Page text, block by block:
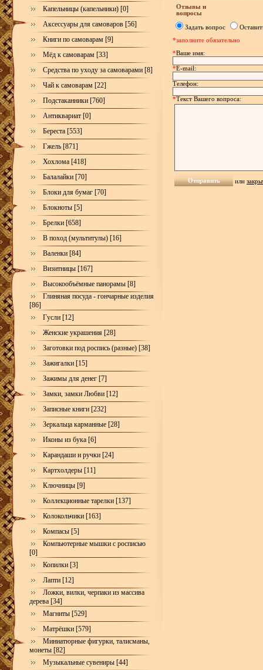
Капельницы (капельники) [0]
Аксессуары для самоваров [56]
Книги по самоварам [9]
Мёд к самоварам [33]
Средства по уходу за самоварами [8]
Чай к самоварам [22]
Подстаканники [760]
Антиквариат [0]
Береста [553]
Гжель [871]
Хохлома [418]
Балалайки [70]
Блоки для бумаг [70]
Блокноты [5]
Брелки [658]
В поход (мультитулы) [16]
Валенки [84]
Визитницы [167]
Высокообъёмные панорамы [8]
Глиняная посуда - гончарные изделия
[86]
Гусли [12]
Женские украшения [28]
Заготовки под роспись (разные) [38]
Зажигалки [15]
Зажимы для денег [7]
Замки, замки Любви [12]
Записные книги [232]
Зеркальца карманные [28]
Иконы из бука [6]
Карандаши и ручки [24]
Картхолдеры [11]
Ключницы [9]
Коллекционные тарелки [137]
Колокольчики [163]
Компасы [5]
Компьютерные мышки с росписью
[0]
Копилки [3]
Лапти [12]
Ложки, вилки, черпаки из массива
дерева [34]
Магниты [529]
Матрёшки [579]
Миниатюрные фигурки, талисманы,
монеты [82]
Музыкальные сувениры [44]
Отзывы и
вопросы
Задать вопрос
*заполните обязательно
*Ваше имя:
*E-mail:
Телефон:
*Текст Вашего вопроса:
или